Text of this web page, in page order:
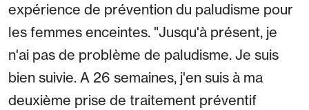
expérience de prévention du paludisme pour
les femmes enceintes. "Jusqu'à présent, je
n'ai pas de problème de paludisme. Je suis
bien suivie. A 26 semaines, j'en suis à ma
deuxième prise de traitement préventif